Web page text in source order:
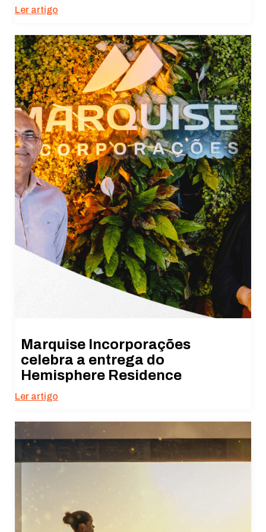
Ler artigo
Marquise Incorporações
celebra a entrega do
Hemisphere Residence
Ler artigo
Necessário
Esses cookies
não são